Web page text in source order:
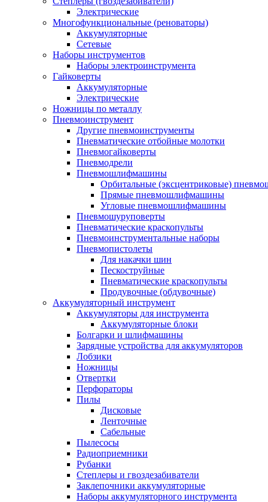
Электрические
Многофункциональные (реноваторы)
Аккумуляторные
Сетевые
Наборы инструментов
Наборы электроинструмента
Гайковерты
Аккумуляторные
Электрические
Ножницы по металлу
Пневмоинструмент
Другие пневмоинструменты
Пневматические отбойные молотки
Пневмогайковерты
Пневмодрели
Пневмошлифмашины
Орбитальные (эксцентриковые)
Прямые пневмошлифмашины
Угловые пневмошлифмашины
Пневмошуруповерты
Пневматические краскопульты
Пневмоинструментальные наборы
Пневмопистолеты
Для накачки шин
Пескоструйные
Пневматические краскопульты
Продувочные (обдувочные)
Аккумуляторный инструмент
Аккумуляторы для инструмента
Аккумуляторные блоки
Болгарки и шлифмашины
Зарядные устройства для аккумуляторов
Лобзики
Ножницы
Отвертки
Перфораторы
Пилы
Дисковые
Ленточные
Сабельные
Пылесосы
Радиоприемники
Рубанки
Степлеры и гвоздезабиватели
Заклепочники аккумуляторные
Наборы аккумуляторного инструмента